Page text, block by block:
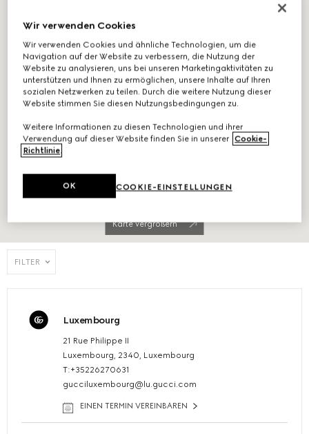
Karte vergrößern
FILTER
Luxembourg
21 Rue Philippe II
Luxembourg, 2340, Luxembourg
T:+35226270631
gucciluxembourg@lu.gucci.com
EINEN TERMIN VEREINBAREN
Wir verwenden Cookies
Wir verwenden Cookies und ähnliche Technologien, um die
Navigation auf der Website zu verbessern, die Nutzung der
Website zu analysieren, uns bei unseren Marketingaktivitäten zu
unterstützen und Ihnen zu ermöglichen, unsere Inhalte auf Ihren
sozialen Netzwerken zu teilen. Durch die weitere Nutzung dieser
Website stimmen Sie diesen Nutzungsbedingungen zu.
Weitere Informationen zu diesen Technologien und ihrer
Verwendung auf dieser Website finden Sie in unserer Cookie-
Richtlinie.
COOKIE-EINSTELLUNGEN
OK